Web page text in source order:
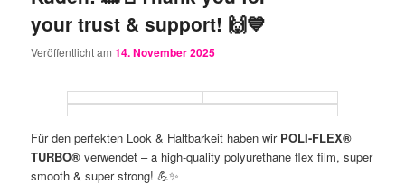
your trust & support! 🙌💙
Veröffentlicht am14. November 2025
Für den perfekten Look & Haltbarkeit haben wir POLI-FLEX®
TURBO® verwendet – a high-quality polyurethane flex film, super
smooth & super strong! 💪✨